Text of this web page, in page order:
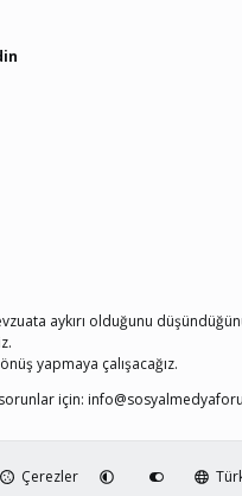
aykırı olduğunu
yapmaya çalışacağız.
için:
Çerezler